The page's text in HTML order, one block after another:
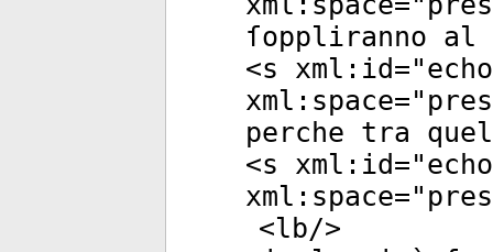
ſoppliranno al
<s xml:id="
xml:space="
perche tra
<s xml:id="
xml:space="
<lb/>